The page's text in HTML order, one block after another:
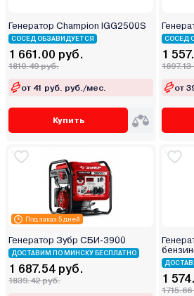
Генератор Champion IGG2500S
СОСЕД ОБЗАВИДУЕТСЯ
1 661.00 руб.
1810.49 руб.
от 41 руб. руб./мес.
Купить
СОСЕД
1
от
Под заказ 5 дней
Генератор Зубр СБИ-3900
ДОСТАВИМ ПО МИНСКУ БЕСПЛАТНО
1 687.54 руб.
1839.42 руб. 1